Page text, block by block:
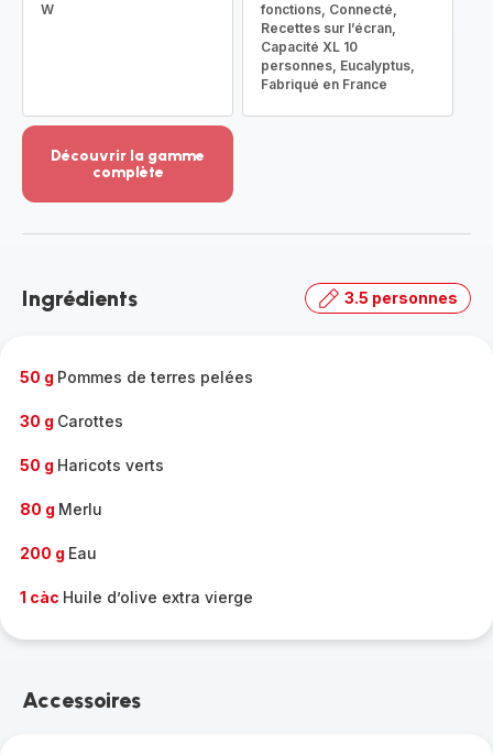
W
fonctions, Connecté,
Recettes sur l’écran,
Capacité XL 10
personnes, Eucalyptus,
Fabriqué en France
Découvrir la gamme
complète
-
gamme
Ingrédients 3.5 personnes
50 g Pommes de terres pelées
30 g Carottes
50 g Haricots verts
80 g Merlu
200 g Eau
1 càc Huile d’olive extra vierge
Accessoires